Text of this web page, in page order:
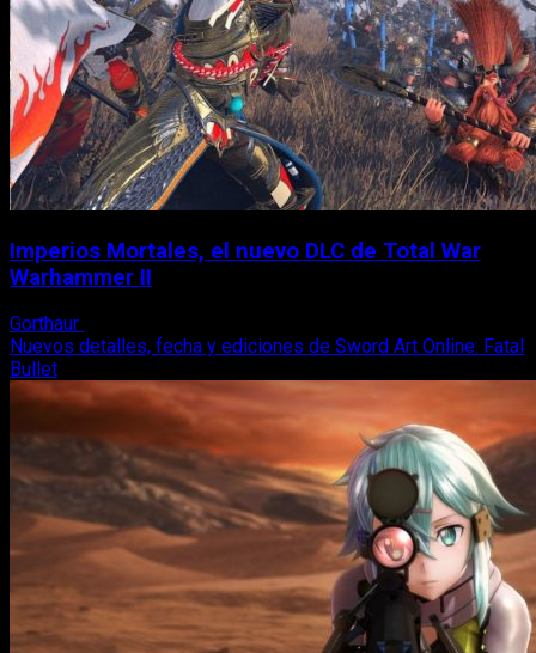
Imperios Mortales, el nuevo DLC de Total War
Warhammer II
Gorthaur
Nuevos detalles, fecha y ediciones de Sword Art Online: Fatal
Bullet